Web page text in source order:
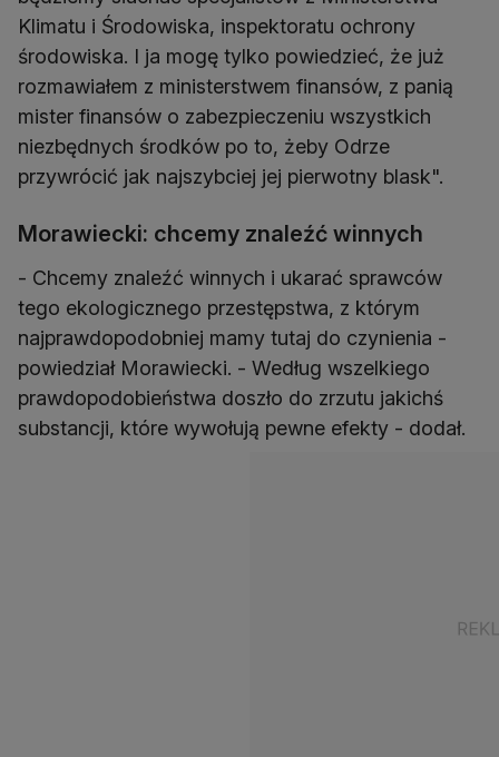
Klimatu i Środowiska, inspektoratu ochrony
środowiska. I ja mogę tylko powiedzieć, że już
rozmawiałem z ministerstwem finansów, z panią
mister finansów o zabezpieczeniu wszystkich
niezbędnych środków po to, żeby Odrze
przywrócić jak najszybciej jej pierwotny blask".
Morawiecki: chcemy znaleźć winnych
- Chcemy znaleźć winnych i ukarać sprawców
tego ekologicznego przestępstwa, z którym
najprawdopodobniej mamy tutaj do czynienia -
powiedział Morawiecki. - Według wszelkiego
prawdopodobieństwa doszło do zrzutu jakichś
substancji, które wywołują pewne efekty - dodał.